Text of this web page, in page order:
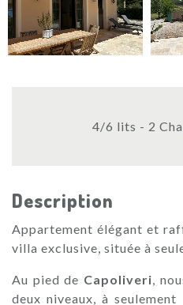
4/6 lits - 2
Description
Appartement élégant et
villa exclusive, située à
Au pied de Capoliveri,
deux niveaux, à